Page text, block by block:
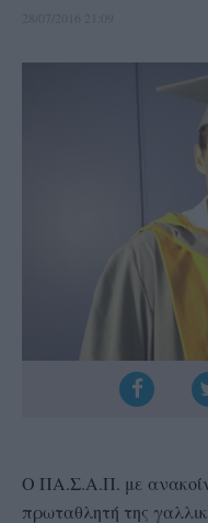
Ο ΠΑ.Σ.Α.Π. με
πρωταθλητή της